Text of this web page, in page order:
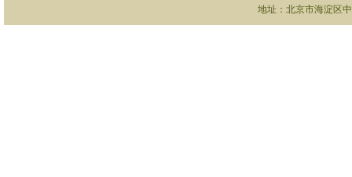
地址：北京市海淀区